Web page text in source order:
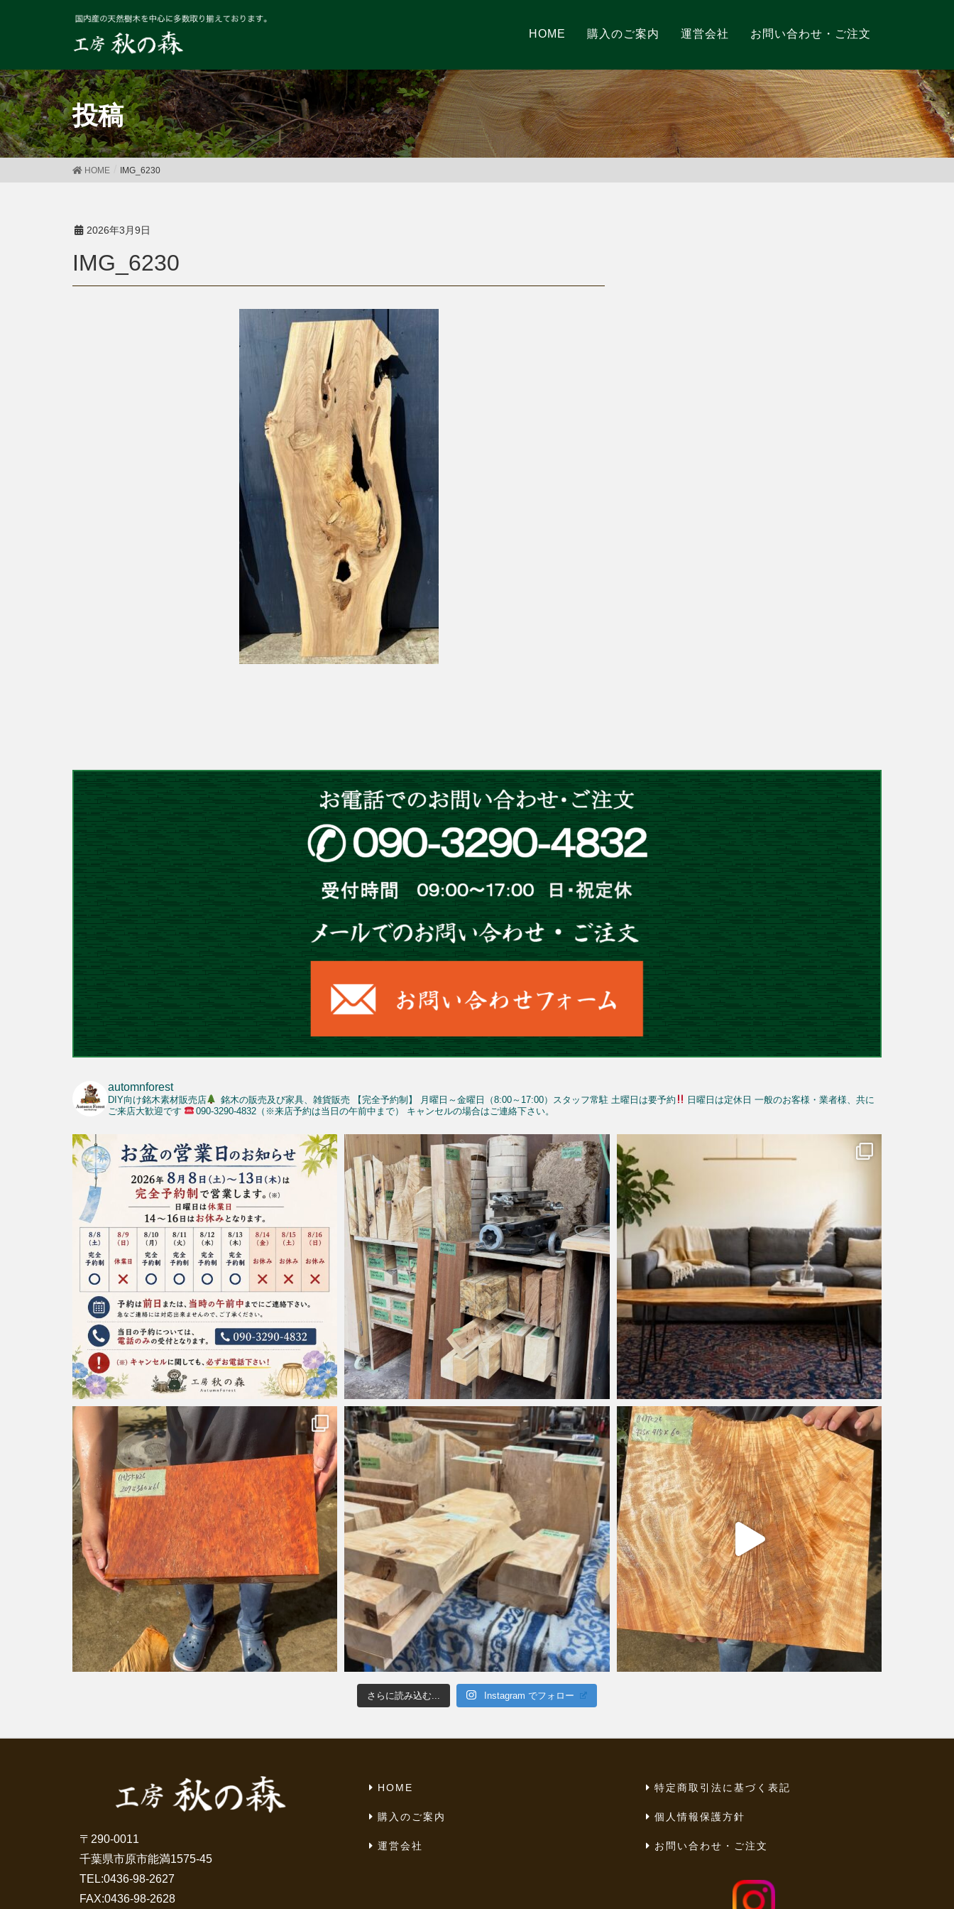
HOME 購入のご案内 運営会社 お問い合わせ・ご注文
投稿
HOME IMG_6230
2026年3月9日
IMG_6230
automnforest
DIY向け銘木素材販売店 銘木の販売及び家具、雑貨販売 【完全予約制】 月曜日～金曜日（8:00～17:00）スタッフ常駐 土曜日は要予約 日曜日は定休日 一般のお客様・業者様、共に
ご来店大歓迎です
090-3290-4832（※来店予約は当日の午前中まで） キャンセルの場合はご連絡下さい。
さらに読み込む... Instagram でフォロー
〒290-0011
千葉県市原市能満1575-45
TEL:0436-98-2627
FAX:0436-98-2628
HOME
購入のご案内
運営会社
特定商取引法に基づく表記
個人情報保護方針
お問い合わせ・ご注文